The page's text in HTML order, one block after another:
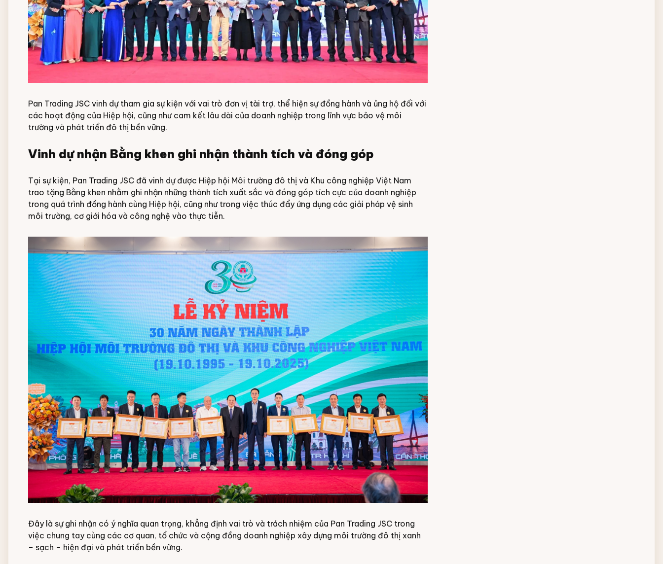
Pan Trading JSC vinh dự tham gia sự kiện với vai trò đơn vị tài trợ, thể hiện sự đồng hành và ủng hộ đối với
các hoạt động của Hiệp hội, cũng như cam kết lâu dài của doanh nghiệp trong lĩnh vực bảo vệ môi
trường và phát triển đô thị bền vững.
Vinh dự nhận Bằng khen ghi nhận thành tích và đóng góp
Tại sự kiện, Pan Trading JSC đã vinh dự được Hiệp hội Môi trường đô thị và Khu công nghiệp Việt Nam
trao tặng Bằng khen nhằm ghi nhận những thành tích xuất sắc và đóng góp tích cực của doanh nghiệp
trong quá trình đồng hành cùng Hiệp hội, cũng như trong việc thúc đẩy ứng dụng các giải pháp vệ sinh
môi trường, cơ giới hóa và công nghệ vào thực tiễn.
Đây là sự ghi nhận có ý nghĩa quan trọng, khẳng định vai trò và trách nhiệm của Pan Trading JSC trong
việc chung tay cùng các cơ quan, tổ chức và cộng đồng doanh nghiệp xây dựng môi trường đô thị xanh
– sạch – hiện đại và phát triển bền vững.